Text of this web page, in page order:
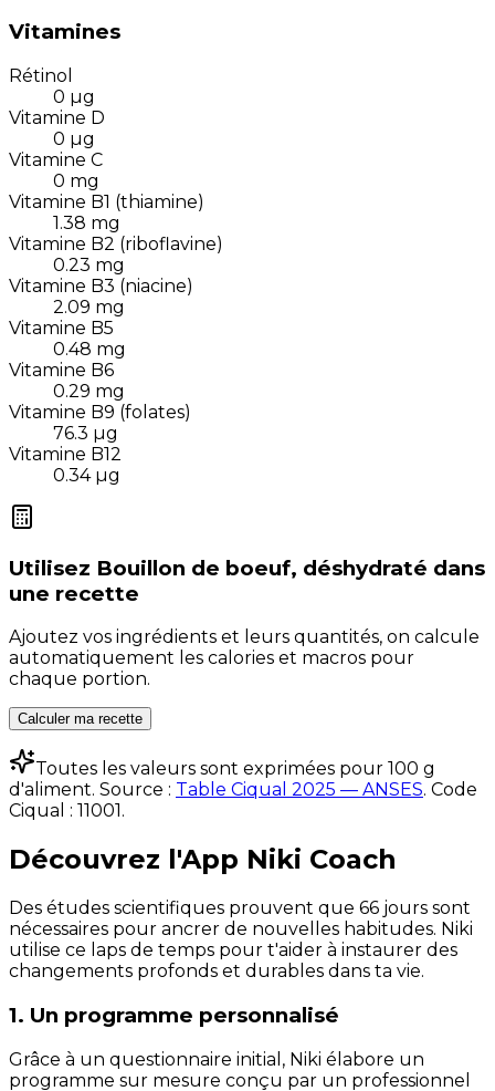
Vitamines
Rétinol
0 µg
Vitamine D
0 µg
Vitamine C
0 mg
Vitamine B1 (thiamine)
1.38 mg
Vitamine B2 (riboflavine)
0.23 mg
Vitamine B3 (niacine)
2.09 mg
Vitamine B5
0.48 mg
Vitamine B6
0.29 mg
Vitamine B9 (folates)
76.3 µg
Vitamine B12
0.34 µg
Utilisez Bouillon de boeuf, déshydraté dans
une recette
Ajoutez vos ingrédients et leurs quantités, on calcule
automatiquement les calories et macros pour
chaque portion.
Calculer ma recette
Toutes les valeurs sont exprimées pour 100 g
d'aliment. Source : Table Ciqual 2025 — ANSES. Code
Ciqual : 11001 .
Découvrez l'App Niki Coach
Des études scientifiques prouvent que 66 jours sont
nécessaires pour ancrer de nouvelles habitudes. Niki
utilise ce laps de temps pour t'aider à instaurer des
changements profonds et durables dans ta vie.
1. Un programme personnalisé
Grâce à un questionnaire initial, Niki élabore un
programme sur mesure conçu par un professionnel